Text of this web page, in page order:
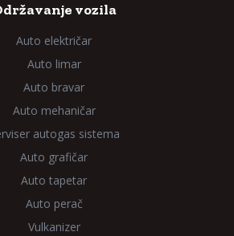
vozila
Auto električar
Auto limar
Auto bravar
Auto mehaničar
autogas sistema
Auto grafičar
Auto tapetar
Auto perač
Vulkanizer